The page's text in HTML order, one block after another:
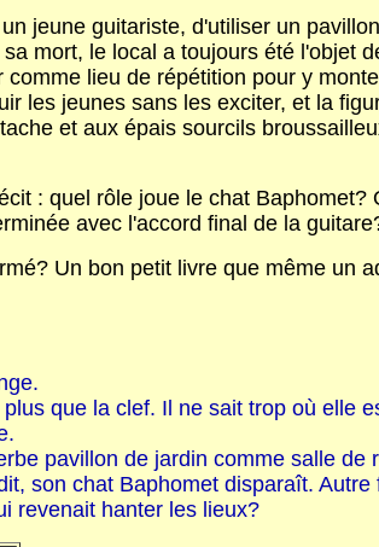
jeune guitariste, d'utiliser un
mort, le local a toujours été l'objet
lieu de répétition pour y
les jeunes sans les exciter, et la
et aux épais sourcils
: quel rôle joue le chat
avec l'accord final de la
Un bon petit livre que même un
que la clef. Il ne sait trop où elle
pavillon de jardin comme salle
son chat Baphomet disparaît.
revenait hanter les lieux?